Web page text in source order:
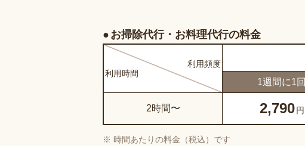
お掃除代行・お料理代行の料金
利用時間
利用頻度
1週間に1回
2時間〜 2,790 円
時間あたりの料金（税込）です